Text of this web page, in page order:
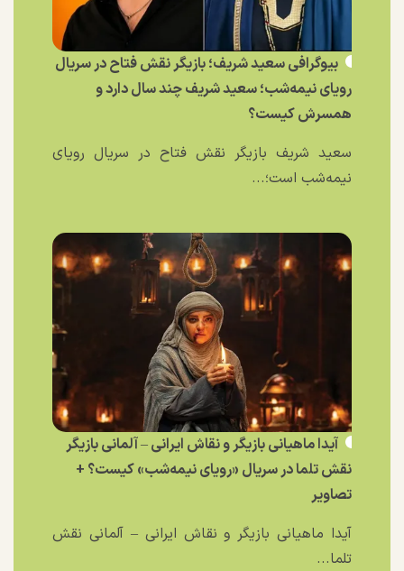
بیوگرافی سعید شریف؛ بازیگر نقش فتاح در سریال
رویای نیمه‌شب؛ سعید شریف چند سال دارد و
همسرش کیست؟
سعید شریف بازیگر نقش فتاح در سریال رویای
نیمه‌شب است؛...
آیدا ماهیانی بازیگر و نقاش ایرانی – آلمانی بازیگر
نقش تلما در سریال «رویای نیمه‌شب» کیست؟ +
تصاویر
آیدا ماهیانی بازیگر و نقاش ایرانی – آلمانی نقش
تلما...